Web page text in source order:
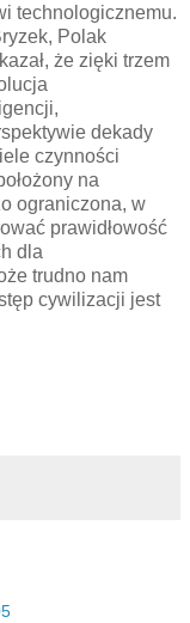
technologicznemu.
Polak
że zięki trzem
dekady
czynności
na
ograniczona, w
prawidłowość
dla
trudno nam
cywilizacji jest